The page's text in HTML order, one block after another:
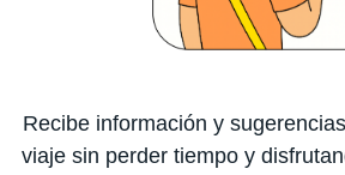
Recibe información y
viaje sin perder tiempo y